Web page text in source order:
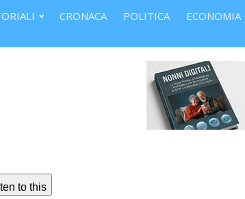
CRONACA POLITICA ECONOMIA
to this